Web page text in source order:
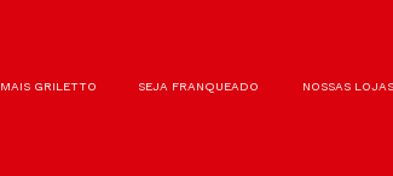
MAIS GRILETTO SEJA FRANQUEADO NOSSAS LOJAS